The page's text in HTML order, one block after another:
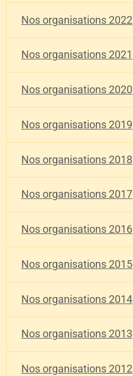
Nos organisations 2022
Nos organisations 2021
Nos organisations 2020
Nos organisations 2019
Nos organisations 2018
Nos organisations 2017
Nos organisations 2016
Nos organisations 2015
Nos organisations 2014
Nos organisations 2013
Nos organisations 2012